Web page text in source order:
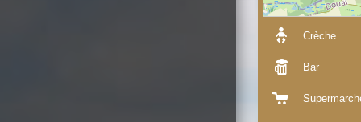
Crèche
Bar